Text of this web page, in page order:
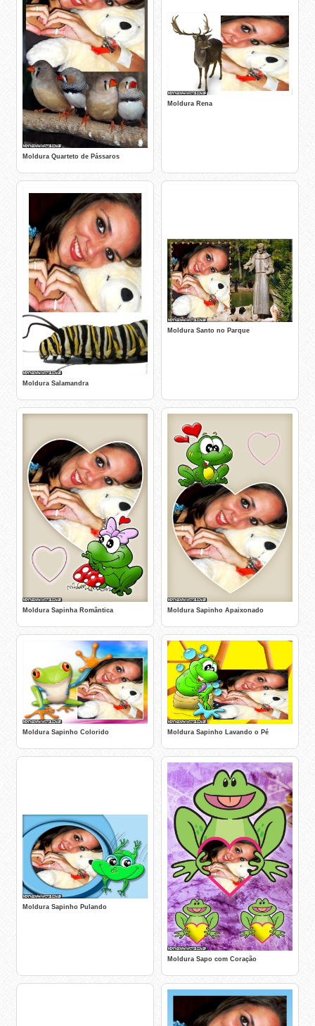
Moldura Quarteto de Pássaros
Moldura Rena
Moldura Salamandra
Moldura Santo no Parque
Moldura Sapinha Romântica Moldura Sapinho Apaixonado
Moldura Sapinho Colorido Moldura Sapinho Lavando o Pé
Moldura Sapinho Pulando
Moldura Sapo com Coração